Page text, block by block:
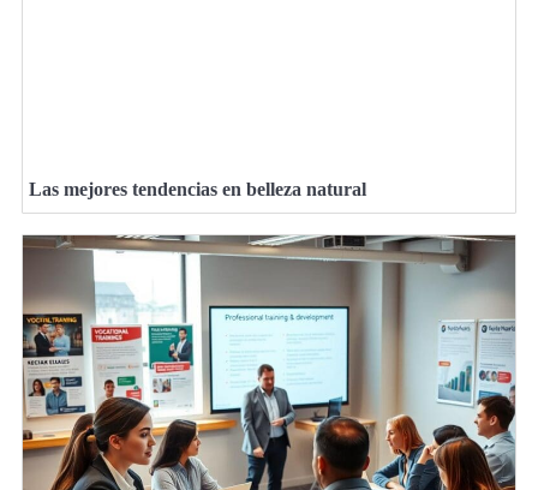
Las mejores tendencias en belleza natural